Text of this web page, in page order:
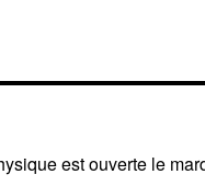
est ouverte le